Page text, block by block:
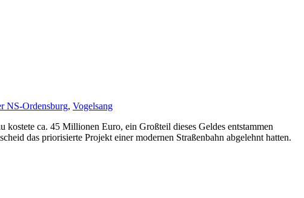
NS-Ordensburg, Vogelsang
ca. 45 Millionen Euro, ein Großteil dieses Geldes entstammen
das priorisierte Projekt einer modernen Straßenbahn abgelehnt hatten.